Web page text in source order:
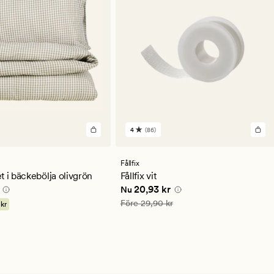
i bäckebölja olivgrön
kr
86
ett
genomsnittligt
betyg
på
4
4 (86)
Fållfix
Fållfix vit
Nuvarande pris
Nu 20,93 kr
Ordinarie pris
Före29,90 kr